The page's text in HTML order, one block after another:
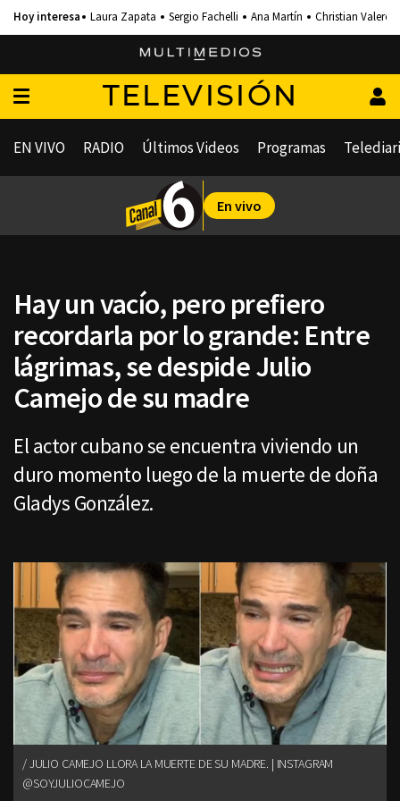
Laura Zapata Sergio Fachelli Ana Martín Christian Valero
TELEVISIÓN
EN VIVO RADIO Últimos Videos Programas
En vivo
Hay un vacío, pero prefiero
recordarla por lo grande: Entre
lágrimas, se despide Julio
Camejo de su madre
El actor cubano se encuentra viviendo un
duro momento luego de la muerte de doña
Gladys González.
JULIO CAMEJO LLORA LA MUERTE DE SU MADRE. | INSTAGRAM
@SOYJULIOCAMEJO